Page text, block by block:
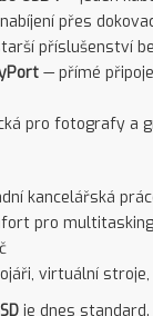
přes
příslušenství
— přímé
pro fotografy a
kancelářská
pro
virtuální stroje,
je dnes